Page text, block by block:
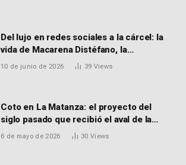
Del lujo en redes sociales a la cárcel: la
vida de Macarena Distéfano, la
influencer de San Martín acusada de
10 de junio de 2026 39 Views
Coto en La Matanza: el proyecto del
siglo pasado que recibió el aval de la
Justicia para reactivar una obra frenada
6 de mayo de 2026 30 Views